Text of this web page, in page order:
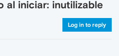
al iniciar: inutilizable
Log in to reply